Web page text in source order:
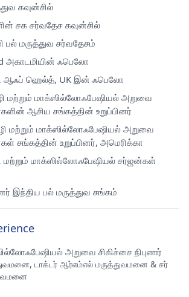
கவுன்சில்
சக சர்வதேச கவுன்சில்
மருத்துவ சர்வதேசம்
அகாடமியின் ஃபெலோ
ஆஃப் ஹெல்த், UK இன் ஃபெலோ
மற்றும் மாக்ஸில்லோஃபேஷியல் அறுவை
ஆசிய சங்கத்தின் உறுப்பினர்
மற்றும் மாக்ஸில்லோஃபேஷியல் அறுவை
சங்கத்தின் உறுப்பினர், அமெரிக்கா
மற்றும் மாக்ஸில்லோஃபேஷியல் சர்ஜன்கள்
இந்திய பல் மருத்துவ சங்கம்
அறுவை சிகிச்சை நிபுணர்
டாக்டர் ஆர்எம்எல் மருத்துவமனை & சர்